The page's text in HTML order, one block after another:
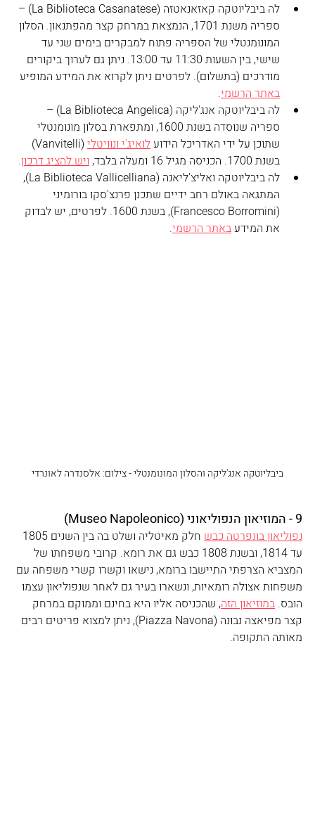
לה ביבליוטקה קאזאנאטזה (La Biblioteca Casanatese) –
ספריה משנת 1701, הנמצאת במרחק קצר מהפתנאון. הסלון
המונומנטלי של הספריה פתוח למבקרים בימים שני עד
שישי, בין השעות 11:30 עד 13:00. ניתן גם לערוך ביקורים
מודרכים (בתשלום). לפרטים ניתן לקרוא את המידע המופיע
באתר הרשמי.
לה ביבליוטקה אנג'ליקה (La Biblioteca Angelica) –
ספריה שנוסדה בשנת 1600, ומתפארת בסלון מונומנטלי
שתוכן על ידי האדריכל הידוע לואיג'י ונוויטלי
(Vanvitelli)
בשנת 1700. הכניסה מגיל 16 ומעלה בלבד,
ויש להציג דרכון.
לה ביבליוטקה ואליצ'ליאנה (La Biblioteca Vallicelliana),
המתגאה באולם רחב ידיים שתכנן פרנצ'סקו בורומיני
(Francesco Borromini), בשנת 1600. לפרטים, יש לבדוק
את המידע באתר הרשמי.
ביבליוטקה אנג'ליקה‏ והסלון המונומנטלי ‏- צילום: אלסנדרה לאונרדי
9 - המוזיאון הנפוליאוני (Museo Napoleonico)
נפוליאון בונפרטה כבש
עד 1814, ובשנת 1808 כבש גם את רומא. קרובי משפחתו של
המצביא הצרפתי התיישבו ברומא, נישאו וקשרו קשרי משפחה עם
משפחות אצולה רומאיות, ונשארו בעיר גם לאחר שנפוליאון עצמו
הובס. במוזיאון הזה, שהכניסה אליו היא בחינם וממוקם במרחק
קצר מפיאצה נבונה (Piazza Navona), ניתן למצוא פריטים רבים
מאותה התקופה.